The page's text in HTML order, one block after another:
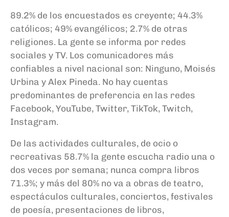
89.2% de los encuestados es creyente; 44.3%
católicos; 49% evangélicos; 2.7% de otras
religiones. La gente se informa por redes
sociales y TV. Los comunicadores más
confiables a nivel nacional son: Ninguno, Moisés
Urbina y Alex Pineda. No hay cuentas
predominantes de preferencia en las redes
Facebook, YouTube, Twitter, TikTok, Twitch,
Instagram.
De las actividades culturales, de ocio o
recreativas 58.7% la gente escucha radio una o
dos veces por semana; nunca compra libros
71.3%; y más del 80% no va a obras de teatro,
espectáculos culturales, conciertos, festivales
de poesía, presentaciones de libros,